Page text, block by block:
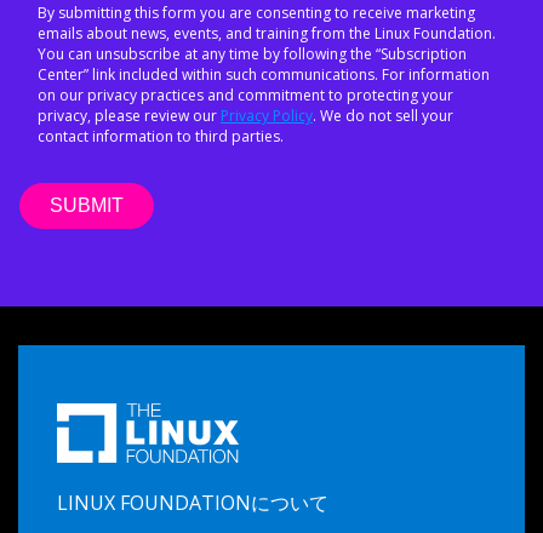
By submitting this form you are consenting to receive marketing
emails about news, events, and training from the Linux Foundation.
You can unsubscribe at any time by following the “Subscription
Center” link included within such communications. For information
on our privacy practices and commitment to protecting your
privacy, please review our Privacy Policy. We do not sell your
contact information to third parties.
LINUX FOUNDATIONについて